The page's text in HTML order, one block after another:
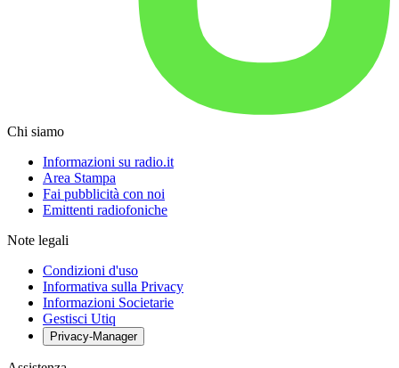
Chi siamo
Informazioni su radio.it
Area Stampa
Fai pubblicità con noi
Emittenti radiofoniche
Note legali
Condizioni d'uso
Informativa sulla Privacy
Informazioni Societarie
Gestisci Utiq
Privacy-Manager